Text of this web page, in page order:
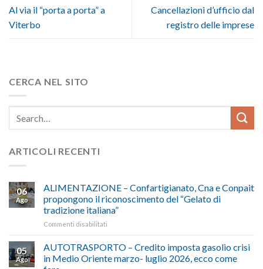
Al via il “porta a porta” a
Viterbo
Cancellazioni d’ufficio dal
registro delle imprese
CERCA NEL SITO
ARTICOLI RECENTI
06
Ago
ALIMENTAZIONE – Confartigianato, Cna e Conpait
propongono il riconoscimento del “Gelato di
tradizione italiana”
Commenti disabilitati
–
Confartigianato,
Cna
05
Ago
AUTOTRASPORTO – Credito imposta gasolio crisi
in Medio Oriente marzo- luglio 2026, ecco come